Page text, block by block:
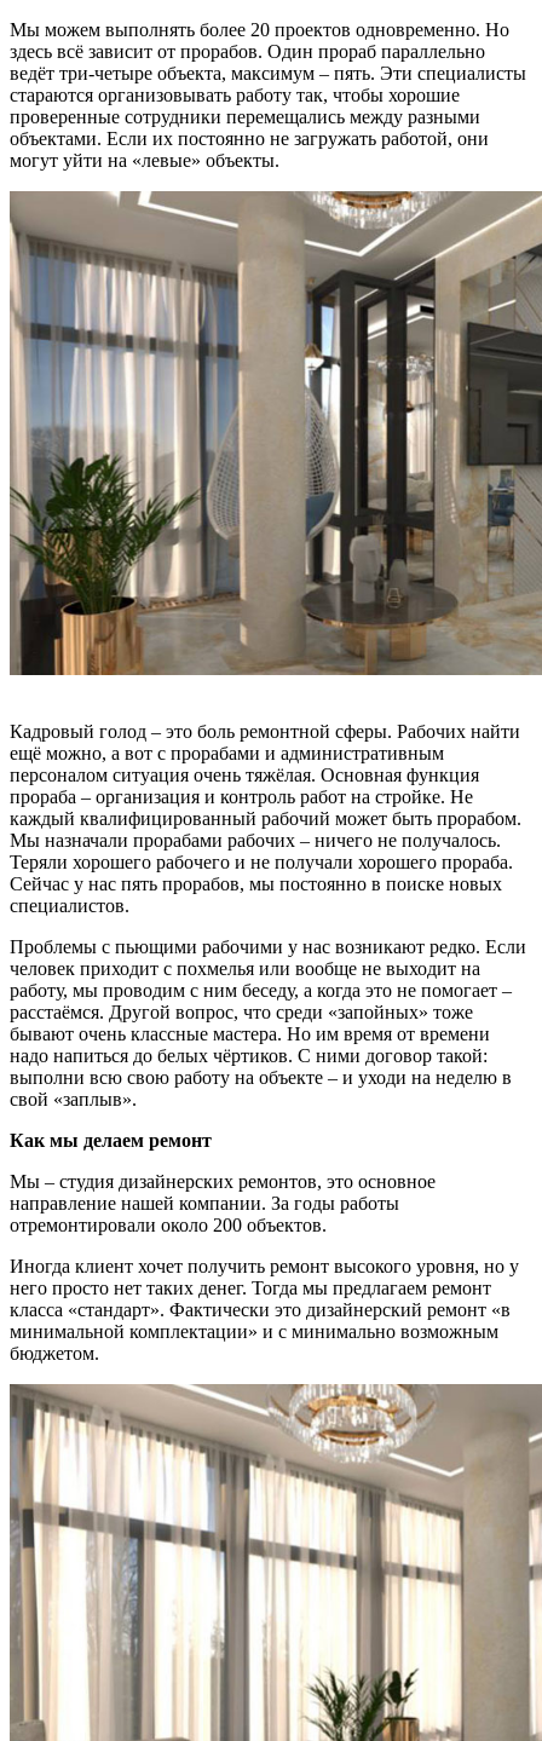
Мы можем выполнять более 20 проектов одновременно. Но
здесь всё зависит от прорабов. Один прораб параллельно
ведёт три-четыре объекта, максимум – пять. Эти специалисты
стараются организовывать работу так, чтобы хорошие
проверенные сотрудники перемещались между разными
объектами. Если их постоянно не загружать работой, они
могут уйти на «левые» объекты.
Кадровый голод – это боль ремонтной сферы. Рабочих найти
ещё можно, а вот с прорабами и административным
персоналом ситуация очень тяжёлая. Основная функция
прораба – организация и контроль работ на стройке. Не
каждый квалифицированный рабочий может быть прорабом.
Мы назначали прорабами рабочих – ничего не получалось.
Теряли хорошего рабочего и не получали хорошего прораба.
Сейчас у нас пять прорабов, мы постоянно в поиске новых
специалистов.
Проблемы с пьющими рабочими у нас возникают редко. Если
человек приходит с похмелья или вообще не выходит на
работу, мы проводим с ним беседу, а когда это не помогает –
расстаёмся. Другой вопрос, что среди «запойных» тоже
бывают очень классные мастера. Но им время от времени
надо напиться до белых чёртиков. С ними договор такой:
выполни всю свою работу на объекте – и уходи на неделю в
свой «заплыв».
Как мы делаем ремонт
Мы – студия дизайнерских ремонтов, это основное
направление нашей компании. За годы работы
отремонтировали около 200 объектов.
Иногда клиент хочет получить ремонт высокого уровня, но у
него просто нет таких денег. Тогда мы предлагаем ремонт
класса «стандарт». Фактически это дизайнерский ремонт «в
минимальной комплектации» и с минимально возможным
бюджетом.